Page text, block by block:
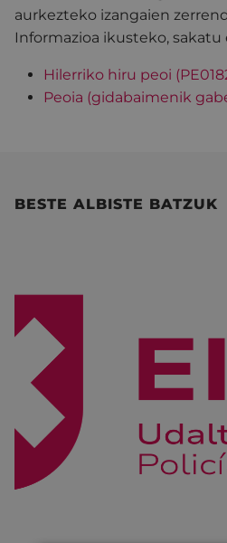
aurkezteko izangaien
Informazioa ikusteko,
Hilerriko hiru peoi
Peoia (gidabaimenik
BESTE ALBISTE BATZUK